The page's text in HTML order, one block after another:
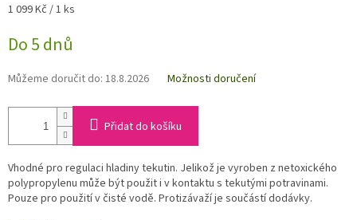
Měrná
1 099 Kč / 1 ks
Do 5 dnů
Můžeme doručit do: 18.8.2026 Možnosti doručení
Přidat do košíku
Vhodné pro regulaci hladiny tekutin. Jelikož je vyroben z netoxického
polypropylenu může být použit i v kontaktu s tekutými potravinami.
Pouze pro použití v čisté vodě. Protizávaží je součástí dodávky.